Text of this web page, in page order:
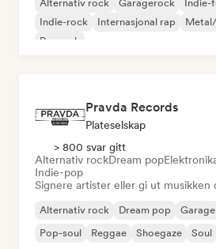
Alternativ rock Garagerock Indie-
Indie-rock
Internasjonal rap
Poprock
Pravda Records
Plateselskap
> 800 svar gitt
Alternativ rockDream pop
Indie-pop
Signere artister eller gi ut musikken
Alternativ rock Dream pop
Pop-soul
Reggae Shoegaze Soul